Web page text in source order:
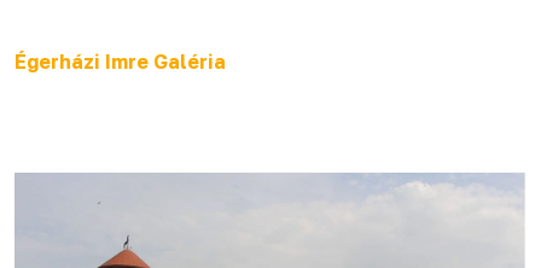
Égerházi Imre Galéria